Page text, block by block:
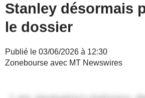
Stanley désormais
le dossier
Publié le 03/06/2026 à 12:30
Zonebourse avec MT Newswires